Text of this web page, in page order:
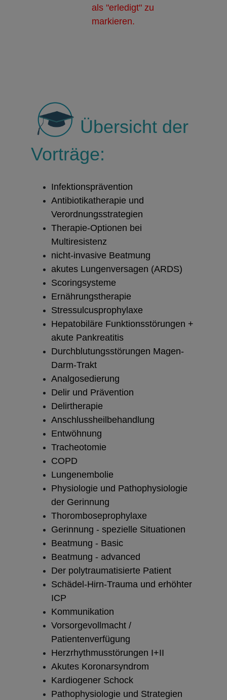
als "erledigt" zu
markieren.
Übersicht der
Vorträge:
Infektionsprävention
Antibiotikatherapie und
Verordnungsstrategien
Therapie-Optionen bei
Multiresistenz
nicht-invasive Beatmung
akutes Lungenversagen (ARDS)
Scoringsysteme
Ernährungstherapie
Stressulcusprophylaxe
Hepatobiläre Funktionsstörungen +
akute Pankreatitis
Durchblutungsstörungen Magen-
Darm-Trakt
Analgosedierung
Delir und Prävention
Delirtherapie
Anschlussheilbehandlung
Entwöhnung
Tracheotomie
COPD
Lungenembolie
Physiologie und Pathophysiologie
der Gerinnung
Thoromboseprophylaxe
Gerinnung - spezielle Situationen
Beatmung - Basic
Beatmung - advanced
Der polytraumatisierte Patient
Schädel-Hirn-Trauma und erhöhter
ICP
Kommunikation
Vorsorgevollmacht /
Patientenverfügung
Herzrhythmusstörungen I+II
Akutes Koronarsyndrom
Kardiogener Schock
Pathophysiologie und Strategien